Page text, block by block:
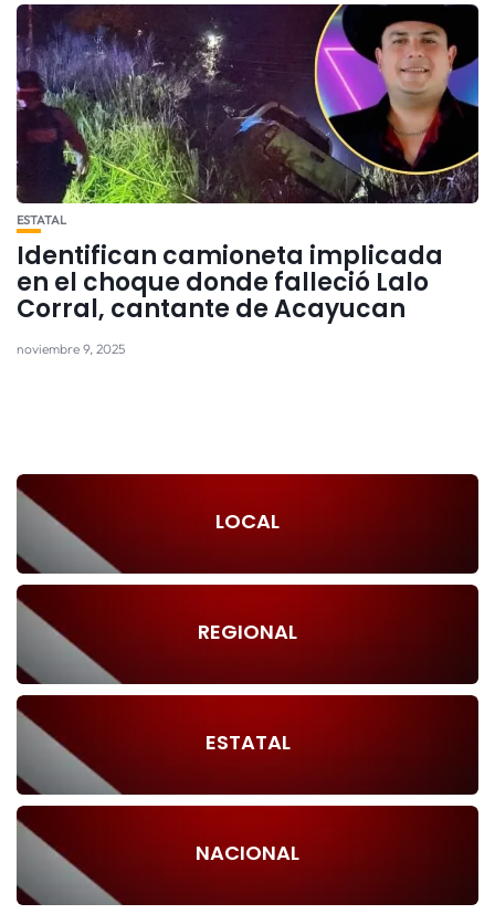
ESTATAL
Identifican camioneta implicada
en el choque donde falleció Lalo
Corral, cantante de Acayucan
noviembre 9, 2025
LOCAL
REGIONAL
ESTATAL
NACIONAL